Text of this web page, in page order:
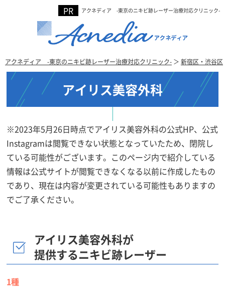
アクネディア -東京のニキビ跡レーザー治療対応クリニック-
アクネディア -東京のニキビ跡レーザー治療対応クリニック- ＞ 新宿区・渋谷区
アイリス美容外科
※2023年5月26日時点でアイリス美容外科の公式HP、公式
Instagramは閲覧できない状態となっていたため、閉院し
ている可能性がございます。このページ内で紹介している
情報は公式サイトが閲覧できなくなる以前に作成したもの
であり、現在は内容が変更されている可能性もありますの
でご了承ください。
アイリス美容外科が
提供するニキビ跡レーザー
1種